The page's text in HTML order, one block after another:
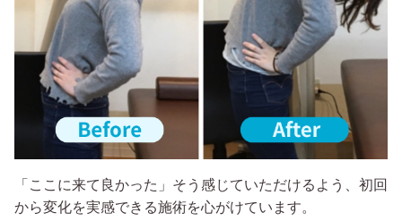
「ここに来て良かった」そう感じていただけるよう、初回
から変化を実感できる施術を心がけています。